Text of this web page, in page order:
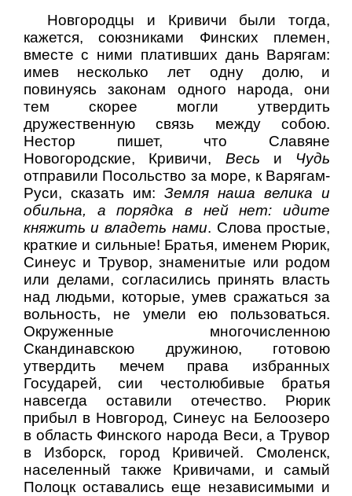
Новгородцы и Кривичи были тогда,
кажется, союзниками Финских племен,
вместе с ними плативших дань Варягам:
имев несколько лет одну долю, и
повинуясь законам одного народа, они
тем скорее могли утвердить
дружественную связь между собою.
Нестор пишет, что Славяне
Новогородские, Кривичи, Весь и Чудь
отправили Посольство за море, к Варягам-
Руси, сказать им: Земля наша велика и
обильна, а порядка в ней нет: идите
княжить и владеть нами. Слова простые,
краткие и сильные! Братья, именем Рюрик,
Синеус и Трувор, знаменитые или родом
или делами, согласились принять власть
над людьми, которые, умев сражаться за
вольность, не умели ею пользоваться.
Окруженные многочисленною
Скандинавскою дружиною, готовою
утвердить мечем права избранных
Государей, сии честолюбивые братья
навсегда оставили отечество. Рюрик
прибыл в Новгород, Синеус на Белоозеро
в область Финского народа Веси, а Трувор
в Изборск, город Кривичей. Смоленск,
населенный также Кривичами, и самый
Полоцк оставались еще независимыми и